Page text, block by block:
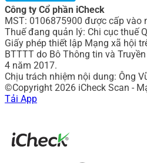
Công ty Cổ phần iCheck
MST: 0106875900 được cấp
Thuế đang quản lý: Chi cục thuế
Giấy phép thiết lập Mạng xã hội
BTTTT do Bô Thông tin và
4 năm 2017.
Chịu trách nhiệm nội dung: Ông
©Copyright 2026 iCheck Scan -
Tải App